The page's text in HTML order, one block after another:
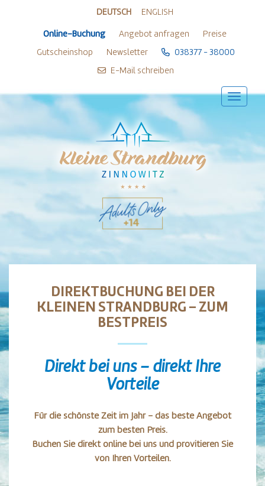
DEUTSCH ENGLISH
Online-Buchung Angebot anfragen Preise
Gutscheinshop Newsletter 038377 - 38000
E-Mail schreiben
DIREKTBUCHUNG BEI DER
KLEINEN STRANDBURG – ZUM
BESTPREIS
Direkt bei uns – direkt Ihre
Vorteile
Für die schönste Zeit im Jahr – das beste Angebot
zum besten Preis.
Buchen Sie direkt online bei uns und provitieren Sie
von Ihren Vorteilen.